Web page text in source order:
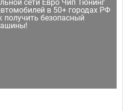
сети Евро Чип Тюнинг
в 50+ городах РФ
безопасный